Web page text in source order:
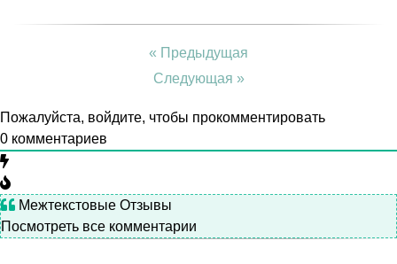
« Предыдущая
Следующая »
Пожалуйста, войдите, чтобы прокомментировать
0 комментариев
Межтекстовые Отзывы
Посмотреть все комментарии